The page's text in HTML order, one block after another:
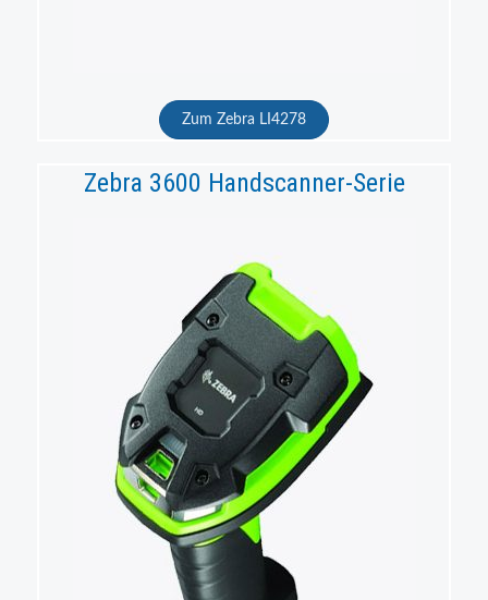
Zum Zebra LI4278
Zebra 3600 Handscanner-Serie